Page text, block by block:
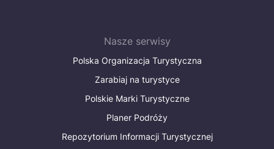
Nasze serwisy
Polska Organizacja Turystyczna
Zarabiaj na turystyce
Polskie Marki Turystyczne
Planer Podróży
Repozytorium Informacji Turystycznej